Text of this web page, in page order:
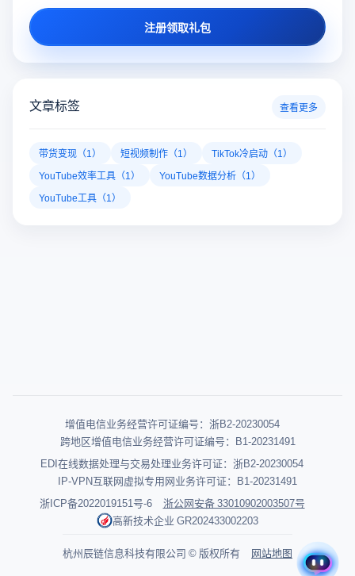
注册领取礼包
文章标签 查看更多
带货变现（1） 短视频制作（1）
TikTok冷启动（1）
YouTube效率工具（1）
YouTube数据分析（1）
YouTube工具（1）
增值电信业务经营许可证编号：浙B2-20230054
跨地区增值电信业务经营许可证编号：B1-20231491
EDI在线数据处理与交易处理业务许可证：浙B2-20230054
IP-VPN互联网虚拟专用网业务许可证：B1-20231491
浙ICP备2022019151号-6
浙公网安备 33010902003507号
高新技术企业 GR202433002203
杭州辰链信息科技有限公司 © 版权所有 网站地图